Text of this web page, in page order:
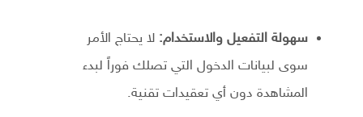
سهولة التفعيل والاستخدام: لا يحتاج الأمر
سوى لبيانات الدخول التي تصلك فوراً لبدء
المشاهدة دون أي تعقيدات تقنية.